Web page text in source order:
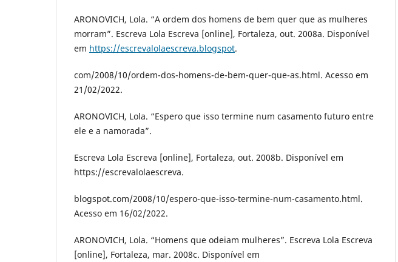
ARONOVICH, Lola. “A ordem dos homens de bem quer que as mulheres
morram”. Escreva Lola Escreva [online], Fortaleza, out. 2008a. Disponível
em https://escrevalolaescreva.blogspot.
com/2008/10/ordem-dos-homens-de-bem-quer-que-as.html. Acesso em
21/02/2022.
ARONOVICH, Lola. “Espero que isso termine num casamento futuro entre
ele e a namorada”.
Escreva Lola Escreva [online], Fortaleza, out. 2008b. Disponível em
https://escrevalolaescreva.
blogspot.com/2008/10/espero-que-isso-termine-num-casamento.html.
Acesso em 16/02/2022.
ARONOVICH, Lola. “Homens que odeiam mulheres”. Escreva Lola Escreva
[online], Fortaleza, mar. 2008c. Disponível em